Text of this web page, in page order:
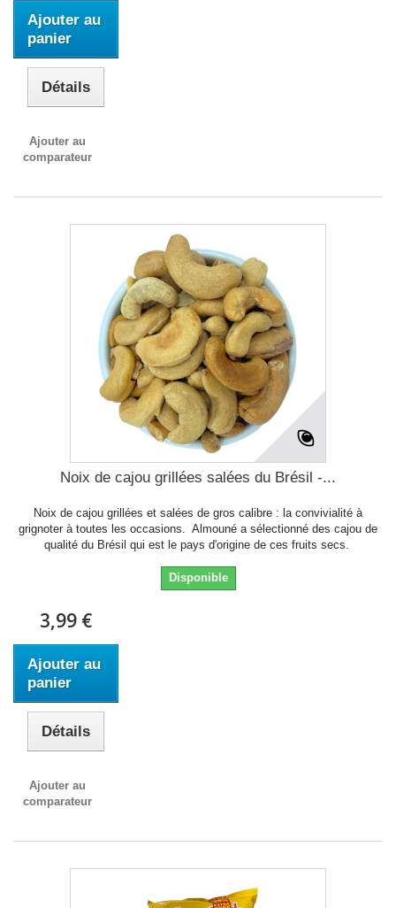
Ajouter au
panier
Détails
Ajouter au
comparateur
Noix de cajou grillées salées du Brésil -...
Noix de cajou grillées et salées de gros calibre : la convivialité à
grignoter à toutes les occasions. Almouné a sélectionné des cajou de
qualité du Brésil qui est le pays d'origine de ces fruits secs.
Disponible
3,99 €
Ajouter au
panier
Détails
Ajouter au
comparateur